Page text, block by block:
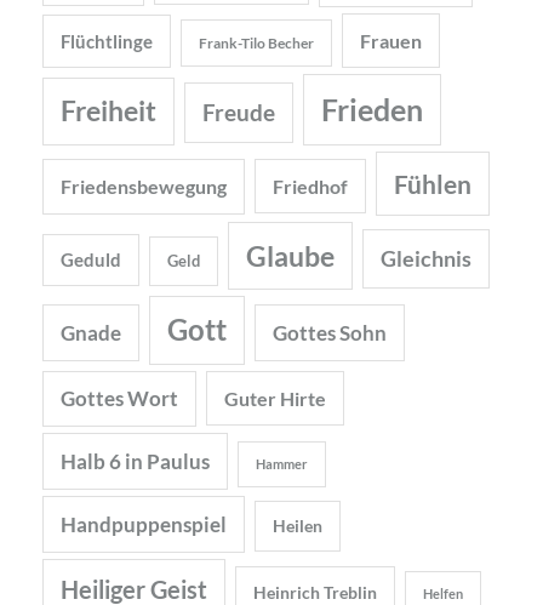
Flüchtlinge Frank-Tilo Becher Frauen
Freiheit Freude Frieden
Friedensbewegung Friedhof Fühlen
Geduld Geld Glaube Gleichnis
Gnade Gott Gottes Sohn
Gottes Wort Guter Hirte
Halb 6 in Paulus Hammer
Handpuppenspiel Heilen
Heiliger Geist Heinrich Treblin Helfen